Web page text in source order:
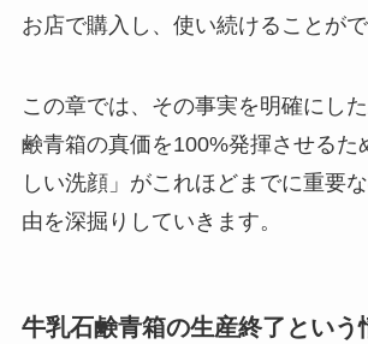
お店で購入し、使い続けることがで
この章では、その事実を明確にし
鹸青箱の真価を100%発揮させるた
しい洗顔」がこれほどまでに重要
由を深掘りしていきます。
牛乳石鹸青箱の生産終了という